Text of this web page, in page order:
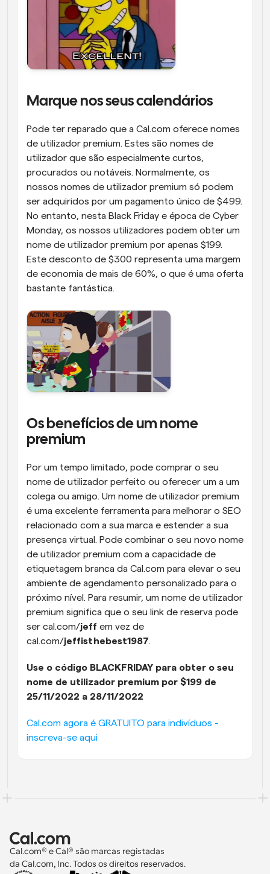
Marque nos seus calendários
Pode ter reparado que a Cal.com oferece nomes
de utilizador premium. Estes são nomes de
utilizador que são especialmente curtos,
procurados ou notáveis. Normalmente, os
nossos nomes de utilizador premium só podem
ser adquiridos por um pagamento único de $499.
No entanto, nesta Black Friday e época de Cyber
Monday, os nossos utilizadores podem obter um
nome de utilizador premium por apenas $199.
Este desconto de $300 representa uma margem
de economia de mais de 60%, o que é uma oferta
bastante fantástica.
Os benefícios de um nome
premium
Por um tempo limitado, pode comprar o seu
nome de utilizador perfeito ou oferecer um a um
colega ou amigo. Um nome de utilizador premium
é uma excelente ferramenta para melhorar o SEO
relacionado com a sua marca e estender a sua
presença virtual. Pode combinar o seu novo nome
de utilizador premium com a capacidade de
etiquetagem branca da Cal.com para elevar o seu
ambiente de agendamento personalizado para o
próximo nível. Para resumir, um nome de utilizador
premium significa que o seu link de reserva pode
ser cal.com/jeff em vez de
cal.com/jeffisthebest1987.
Use o código BLACKFRIDAY para obter o seu
nome de utilizador premium por $199 de
25/11/2022 a 28/11/2022
Cal.com agora é GRATUITO para indivíduos -
inscreva-se aqui
Cal.com® e Cal® são marcas registadas
da Cal.com, Inc. Todos os direitos reservados.